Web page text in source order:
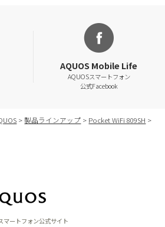
AQUOS Mobile Life
AQUOSスマートフォン
公式Facebook
>製品ラインアップ > Pocket WiFi 809SH >
マートフォン公式サイト